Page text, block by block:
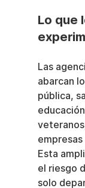
Lo que
Las
abarcan
pública,
Esta
el riesgo
solo